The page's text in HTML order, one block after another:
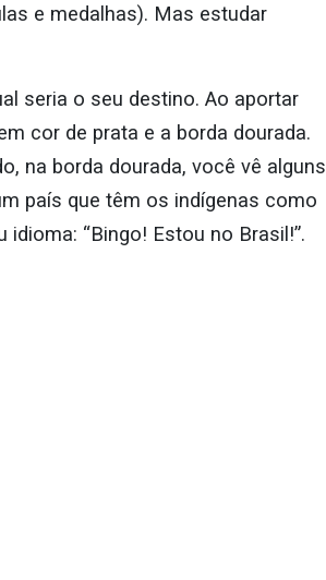
e medalhas). Mas estudar
seria o seu destino. Ao aportar
cor de prata e a borda dourada.
na borda dourada, você vê alguns
país que têm os indígenas como
“Bingo! Estou no Brasil!”.